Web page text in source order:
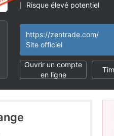
Risque élevé potentiel
https://zentrade.com/
Site officiel
Ouvrir un compte
en ligne